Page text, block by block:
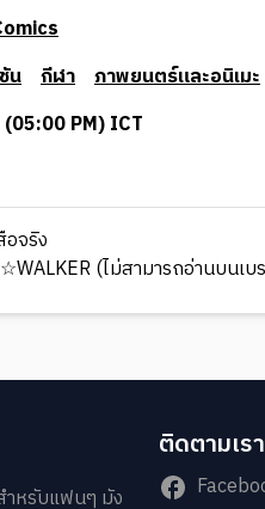
น กีฬา ภาพยนตร์และอนิเมะ
PM) ICT
จริง
(ไม่สามารถอ่านบนเบ
ำหรับแฟนๆ มัง
ติดตามเร